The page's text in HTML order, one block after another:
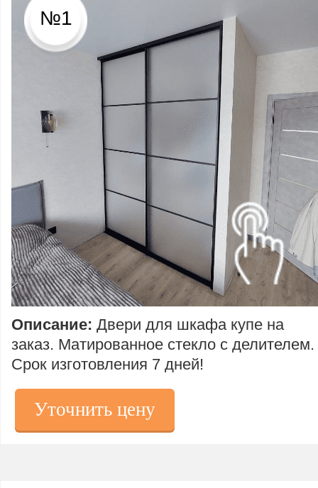
Уточнить цену
№1
Описание: Двери для шкафа купе на
заказ. Матированное стекло с делителем.
Срок изготовления 7 дней!